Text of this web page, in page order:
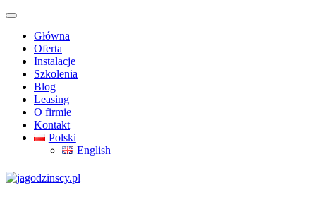
Główna
Oferta
Instalacje
Szkolenia
Blog
Leasing
O firmie
Kontakt
Polski
English